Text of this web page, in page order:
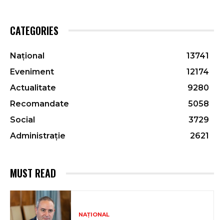
CATEGORIES
Național
13741
Eveniment
12174
Actualitate
9280
Recomandate
5058
Social
3729
Administrație
2621
MUST READ
NAȚIONAL